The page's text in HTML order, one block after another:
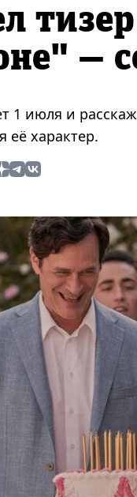
—
1 июля и
её характер.